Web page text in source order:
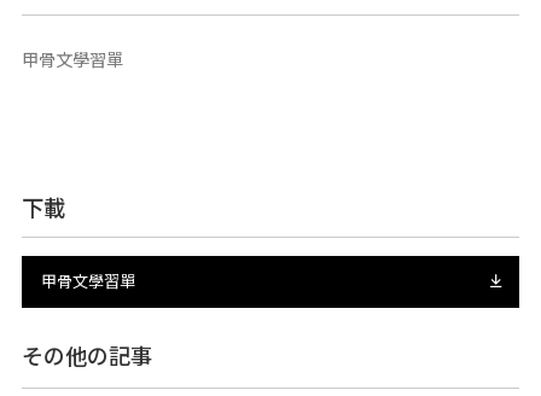
甲骨文學習單
下載
甲骨文學習單
その他の記事